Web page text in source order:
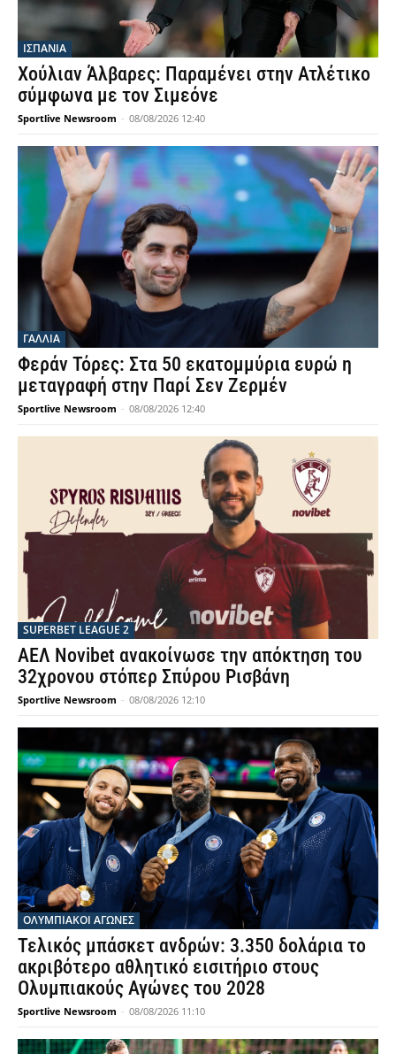
ΙΣΠΑΝΙΑ
Χούλιαν Άλβαρες: Παραμένει στην Ατλέτικο
σύμφωνα με τον Σιμεόνε
Sportlive Newsroom - 08/08/2026 12:40
ΓΑΛΛΙΑ
Φεράν Τόρες: Στα 50 εκατομμύρια ευρώ η
μεταγραφή στην Παρί Σεν Ζερμέν
Sportlive Newsroom - 08/08/2026 12:40
SUPERBET LEAGUE 2
ΑΕΛ Novibet ανακοίνωσε την απόκτηση του
32χρονου στόπερ Σπύρου Ρισβάνη
Sportlive Newsroom - 08/08/2026 12:10
ΟΛΥΜΠΙΑΚΟΊ ΑΓΏΝΕΣ
Τελικός μπάσκετ ανδρών: 3.350 δολάρια το
ακριβότερο αθλητικό εισιτήριο στους
Ολυμπιακούς Αγώνες του 2028
Sportlive Newsroom - 08/08/2026 11:10